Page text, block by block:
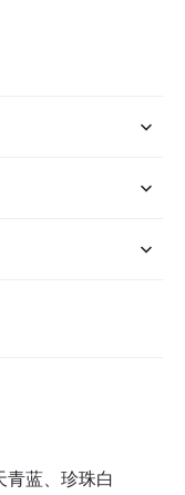
青蓝、珍珠白